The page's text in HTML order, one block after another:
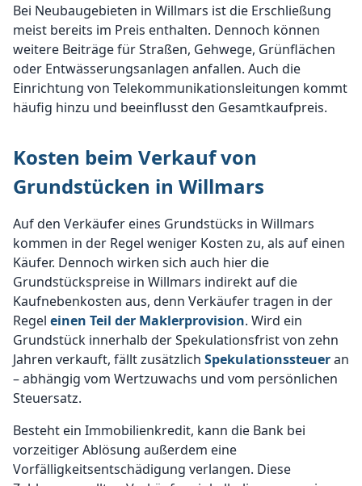
Bei Neubaugebieten in Willmars ist die Erschließung
meist bereits im Preis enthalten. Dennoch können
weitere Beiträge für Straßen, Gehwege, Grünflächen
oder Entwässerungsanlagen anfallen. Auch die
Einrichtung von Telekommunikationsleitungen kommt
häufig hinzu und beeinflusst den Gesamtkaufpreis.
Kosten beim Verkauf von
Grundstücken in Willmars
Auf den Verkäufer eines Grundstücks in Willmars
kommen in der Regel weniger Kosten zu, als auf einen
Käufer. Dennoch wirken sich auch hier die
Grundstückspreise in Willmars indirekt auf die
Kaufnebenkosten aus, denn Verkäufer tragen in der
Regel einen Teil der Maklerprovision. Wird ein
Grundstück innerhalb der Spekulationsfrist von zehn
Jahren verkauft, fällt zusätzlich Spekulationssteueran
– abhängig vom Wertzuwachs und vom persönlichen
Steuersatz.
Besteht ein Immobilienkredit, kann die Bank bei
vorzeitiger Ablösung außerdem eine
Vorfälligkeitsentschädigung verlangen. Diese